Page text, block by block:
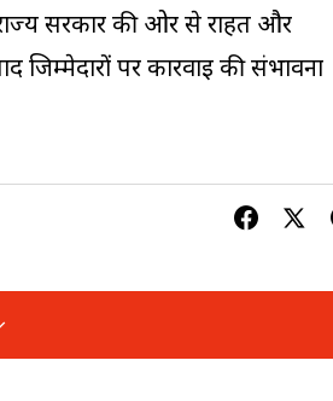
सरकार की ओर से राहत और
पर कार्रवाई की संभावना